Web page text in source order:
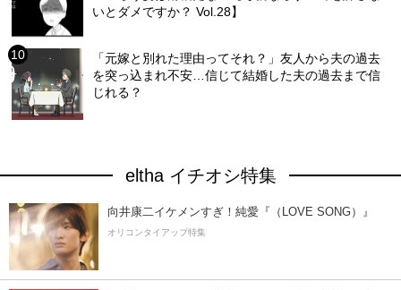
いとダメですか？ Vol.28】
「元嫁と別れた理由ってそれ？」友人から夫の過去
を突っ込まれ不安…信じて結婚した夫の過去まで信
じれる？
eltha イチオシ特集
向井康二イケメンすぎ！純愛『（LOVE SONG）』
オリコンタイアップ特集